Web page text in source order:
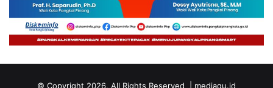
© Copyright 2026, All Rights Reserved | mediaqu.id